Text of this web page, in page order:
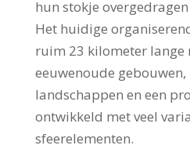
hun stokje
Het huidige
ruim 23 kilometer lange
eeuwenoude
landschappen en een
ontwikkeld met veel
sfeerelementen.